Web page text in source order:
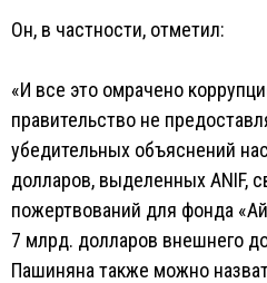
Он, в частности, отметил:
«И все это омрачено
правительство не
убедительных объяснений
долларов, выделенных ANIF,
пожертвований для фонда
7 млрд. долларов внешнего
Пашиняна также можно